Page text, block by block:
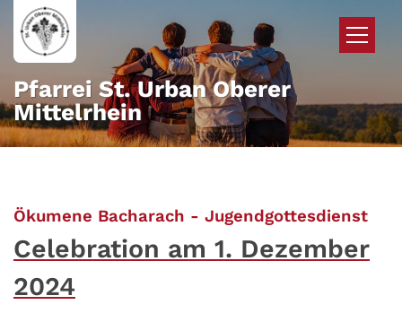
Zum Inhalt springen
Pfarrei St. Urban Oberer
Mittelrhein
Ökumene Bacharach - Jugendgottesdienst:
Celebration am 1. Dezember
2024